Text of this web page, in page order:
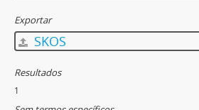
Exportar
SKOS
Resultados
1